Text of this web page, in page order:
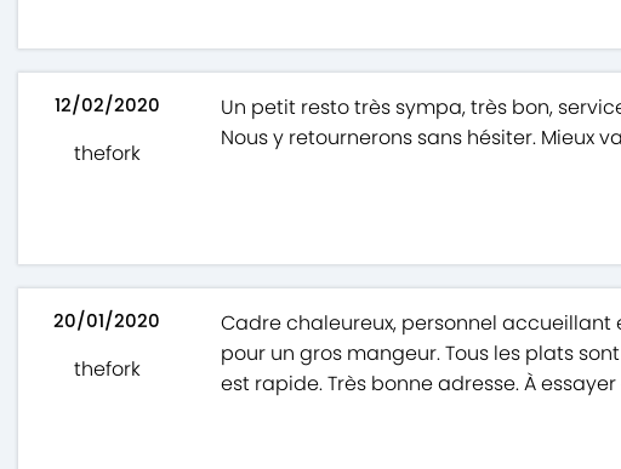
12/02/2020
thefork
Un petit resto très sympa, très bon,
Nous y retournerons sans hésiter. Mieux
20/01/2020
thefork
Cadre chaleureux, personnel
pour un gros mangeur. Tous les plats
est rapide. Très bonne adresse. À